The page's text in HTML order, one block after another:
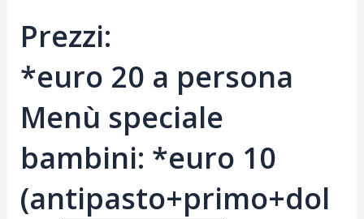
Prezzi:
*euro 20 a persona
Menù speciale
bambini: *euro 10
(antipasto+primo+dol